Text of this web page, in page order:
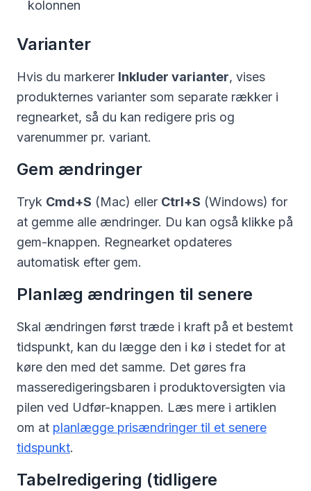
kolonnen
Varianter
Hvis du markerer Inkluder varianter, vises
produkternes varianter som separate rækker i
regnearket, så du kan redigere pris og
varenummer pr. variant.
Gem ændringer
Tryk Cmd+S (Mac) eller Ctrl+S (Windows) for
at gemme alle ændringer. Du kan også klikke på
gem-knappen. Regnearket opdateres
automatisk efter gem.
Planlæg ændringen til senere
Skal ændringen først træde i kraft på et bestemt
tidspunkt, kan du lægge den i kø i stedet for at
køre den med det samme. Det gøres fra
masseredigeringsbaren i produktoversigten via
pilen ved Udfør-knappen. Læs mere i artiklen
om at planlægge prisændringer til et senere
tidspunkt.
Tabelredigering (tidligere